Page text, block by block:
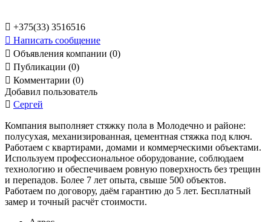
 +375(33) 3516516
 Написать сообщение
 Объявления компании (0)
 Публикации (0)
 Комментарии (0)
Добавил пользователь
 Сергей
Компания выполняет стяжку пола в Молодечно и районе:
полусухая, механизированная, цементная стяжка под ключ.
Работаем с квартирами, домами и коммерческими объектами.
Используем профессиональное оборудование, соблюдаем
технологию и обеспечиваем ровную поверхность без трещин
и перепадов. Более 7 лет опыта, свыше 500 объектов.
Работаем по договору, даём гарантию до 5 лет. Бесплатный
замер и точный расчёт стоимости.